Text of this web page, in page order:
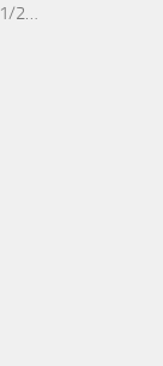
2…